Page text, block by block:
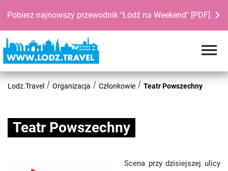
Pobierz najnowszy przewodnik "Łódź na Weekend" [PDF]
Lodz.Travel Organizacja Członkowie Teatr Powszechny
Teatr Powszechny
Scena przy dzisiejszej ulicy